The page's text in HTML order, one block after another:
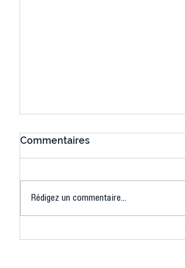
Commentaires
Rédigez un commentaire...